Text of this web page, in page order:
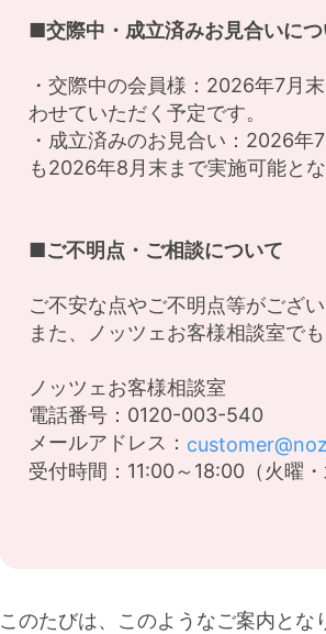
■交際中・成立済みお見合いにつ
・交際中の会員様：2026年7月
わせていただく予定です。
・成立済みのお見合い：2026
も2026年8月末まで実施可能とな
■ご不明点・ご相談について
ご不安な点やご不明点等がござ
また、ノッツェお客様相談室で
ノッツェお客様相談室
電話番号：0120-003-540
メールアドレス：
受付時間：11:00～18:00（火曜・
このたびは、このようなご案内とな